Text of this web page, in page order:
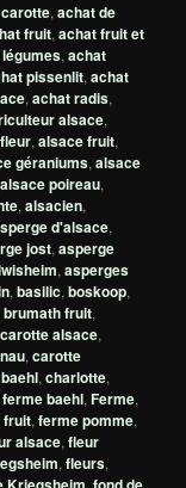
,achat de
fruit,achat fruit et
,achat
pissenlit,achat
,achat radis,
alsace,
,alsace fruit,
géraniums,alsace
alsace poireau,
,alsacien,
d'alsace,
jost,asperge
,asperges
,basilic,boskoop,
brumath fruit,
carotte alsace,
,carotte
,charlotte,
baehl,Ferme,
fruit,ferme pomme,
alsace,fleur
,fleurs,